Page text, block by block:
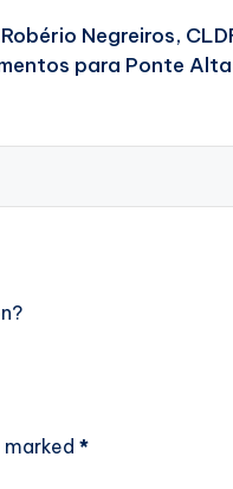
Negreiros,
para Ponte
marked *